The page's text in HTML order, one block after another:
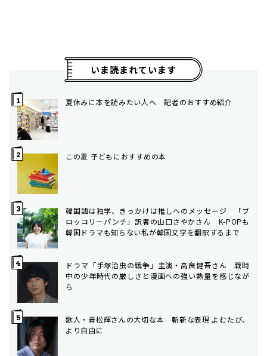
いま読まれています
夏休みに本を読みたい人へ 記者のおすすめ紹介
この夏 子どもにおすすめの本
韓国語は独学、きっかけは推しへのメッセージ 「ブ
ロッコリーパンチ」訳者の山口さやかさん K-POPも
韓国ドラマも知らない私が韓国文学を翻訳するまで
ドラマ「手塚治虫の戦争」主演・高良健吾さん 戦時
中の少年時代の厳しさと漫画への強い熱量を感じなが
ら
歌人・青松輝さんの大切な本 斬新な表現 よむたび、
より自由に